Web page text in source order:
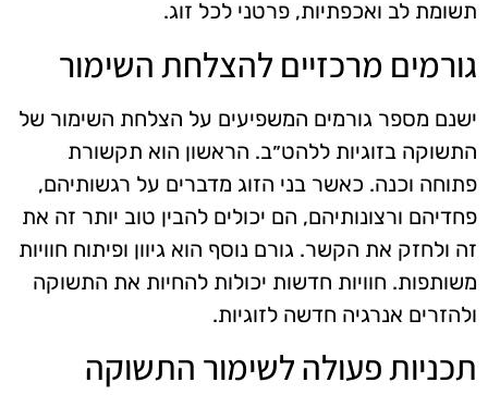
תשומת לב ואכפתיות, פרטני לכל זוג.
גורמים מרכזיים להצלחת השימור
ישנם מספר גורמים המשפיעים על הצלחת השימור של
התשוקה בזוגיות ללהט״ב. הראשון הוא תקשורת
פתוחה וכנה. כאשר בני הזוג מדברים על רגשותיהם,
פחדיהם ורצונותיהם, הם יכולים להבין טוב יותר זה את
זה ולחזק את הקשר. גורם נוסף הוא גיוון ופיתוח חוויות
משותפות. חוויות חדשות יכולות להחיות את התשוקה
ולהזרים אנרגיה חדשה לזוגיות.
תכניות פעולה לשימור התשוקה